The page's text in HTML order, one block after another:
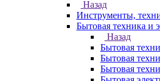
Назад
Инструменты,
Бытовая техника и
Назад
Бытовая
Бытовая
Бытовая